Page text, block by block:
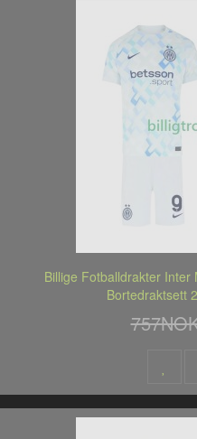
Billige Fotballdrakter
Bortedraktsett